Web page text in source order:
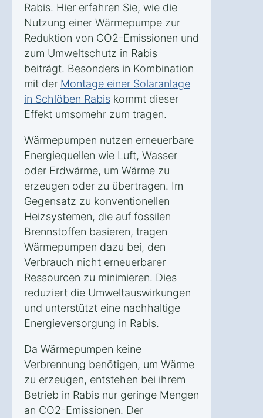
Rabis. Hier erfahren Sie, wie die
Nutzung einer Wärmepumpe zur
Reduktion von CO2-Emissionen und
zum Umweltschutz in Rabis
beiträgt. Besonders in Kombination
mit der Montage einer Solaranlage
in Schlöben Rabis kommt dieser
Effekt umsomehr zum tragen.
Wärmepumpen nutzen erneuerbare
Energiequellen wie Luft, Wasser
oder Erdwärme, um Wärme zu
erzeugen oder zu übertragen. Im
Gegensatz zu konventionellen
Heizsystemen, die auf fossilen
Brennstoffen basieren, tragen
Wärmepumpen dazu bei, den
Verbrauch nicht erneuerbarer
Ressourcen zu minimieren. Dies
reduziert die Umweltauswirkungen
und unterstützt eine nachhaltige
Energieversorgung in Rabis.
Da Wärmepumpen keine
Verbrennung benötigen, um Wärme
zu erzeugen, entstehen bei ihrem
Betrieb in Rabis nur geringe Mengen
an CO2-Emissionen. Der